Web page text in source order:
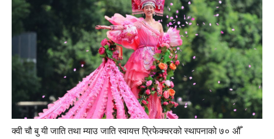
क्वी चौ बु यी जाति तथा म्याउ जाति स्वायत्त प्रिफेक्चरको स्थापनाको ७० औँ